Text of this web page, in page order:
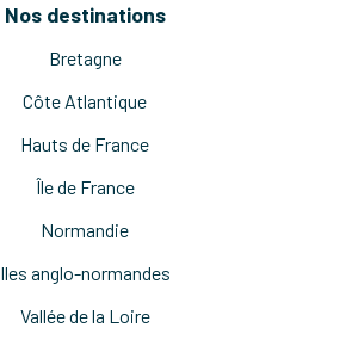
Nos destinations
Bretagne
Côte Atlantique
Hauts de France
Île de France
Normandie
Iles anglo-normandes
Vallée de la Loire